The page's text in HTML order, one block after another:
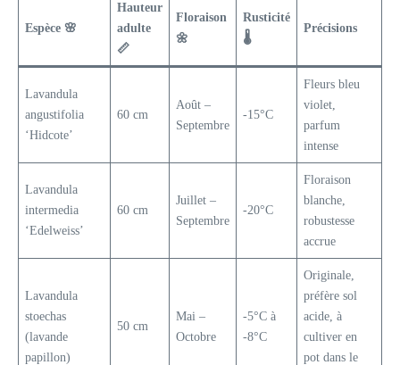
Espèce 🌸
Hauteur
adulte
📏
Floraison
🌼
Rusticité
🌡️
Précisions
Lavandula
angustifolia
‘Hidcote’
60 cm
Août –
Septembre
-15°C
Fleurs bleu
violet,
parfum
intense
Lavandula
intermedia
‘Edelweiss’
60 cm
Juillet –
Septembre
-20°C
Floraison
blanche,
robustesse
accrue
Lavandula
stoechas
(lavande
papillon)
50 cm
Mai –
Octobre
-5°C à
-8°C
Originale,
préfère sol
acide, à
cultiver en
pot dans le